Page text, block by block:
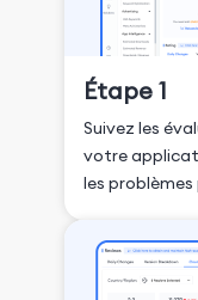
Étape 1
Suivez les
votre
les